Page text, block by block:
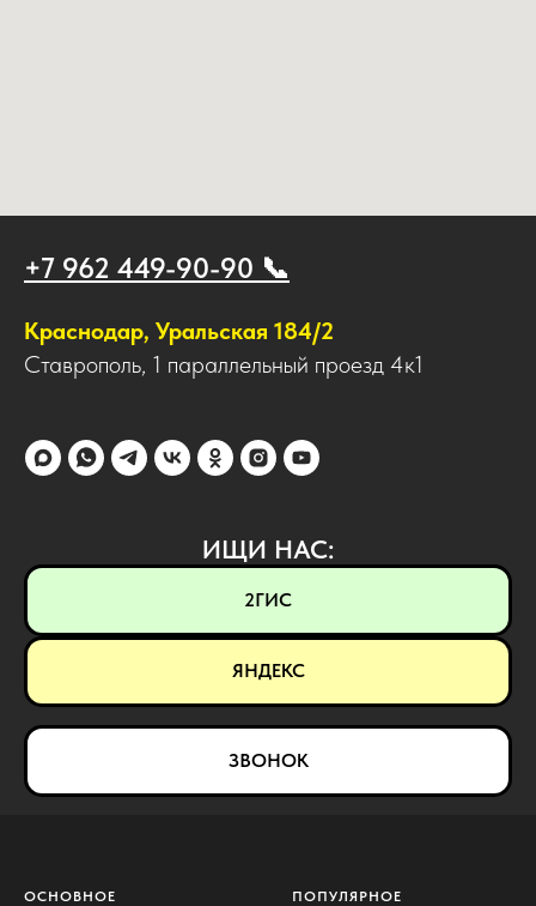
+7 962 449-90-90 📞
Краснодар, Уральская 184/2
Ставрополь, 1 параллельный проезд 4к1
ИЩИ НАС:
2ГИС
ЯНДЕКС
ЗВОНОК
ОСНОВНОЕ ПОПУЛЯРНОЕ